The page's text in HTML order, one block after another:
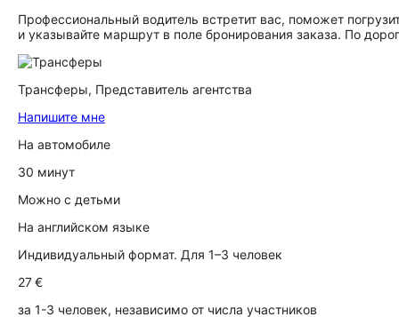
Профессиональный водитель встретит вас, поможет
и указывайте маршрут в поле бронирования заказа. По
Трансферы, Представитель агентства
Напишите мне
На автомобиле
30 минут
Можно с детьми
На английском языке
Индивидуальный формат. Для 1–3 человек
27 €
за 1-3 человек, независимо от числа участников